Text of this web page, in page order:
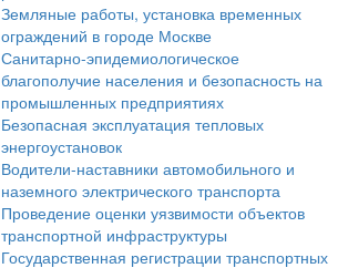
Земляные работы, установка временных
ограждений в городе Москве
Санитарно-эпидемиологическое
благополучие населения и безопасность на
промышленных предприятиях
Безопасная эксплуатация тепловых
энергоустановок
Водители-наставники автомобильного и
наземного электрического транспорта
Проведение оценки уязвимости объектов
транспортной инфраструктуры
Государственная регистрации транспортных